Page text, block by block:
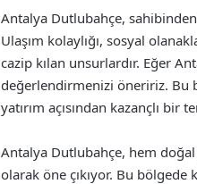
Antalya Dutlubahçe,
Ulaşım kolaylığı, sosyal
cazip kılan unsurlardır. Eğer
değerlendirmenizi öneririz. Bu
yatırım açısından kazançlı bir
Antalya Dutlubahçe, hem
olarak öne çıkıyor. Bu bölgede